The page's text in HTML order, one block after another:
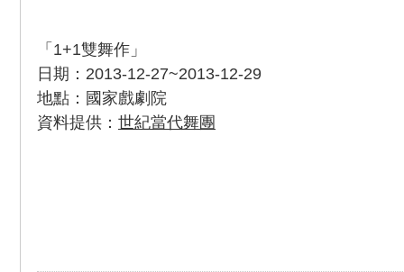
「1+1雙舞作」
日期：2013-12-27~2013-12-29
地點：國家戲劇院
資料提供： 世紀當代舞團